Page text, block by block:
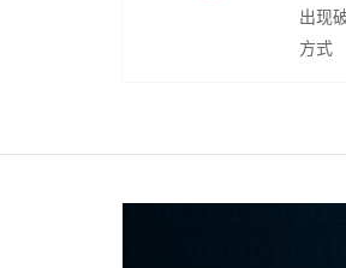
出现
方式